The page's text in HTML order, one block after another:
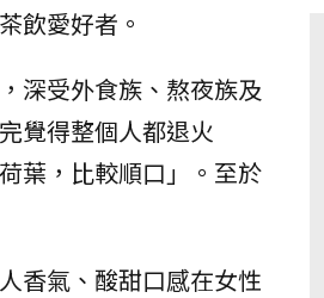
飲愛好者。
深受外食族、熬夜族及
覺得整個人都退火
葉，比較順口」。至於
香氣、酸甜口感在女性